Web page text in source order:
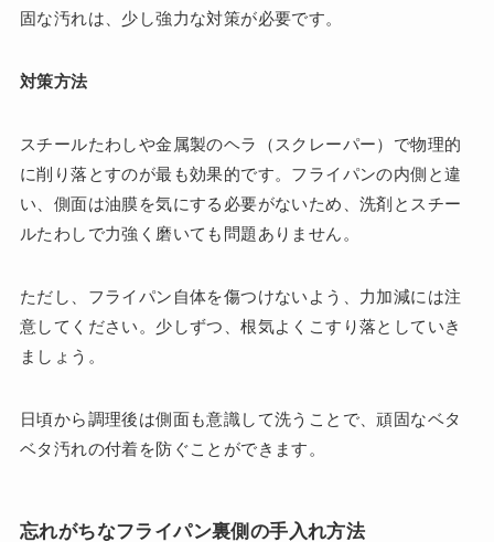
固な汚れは、少し強力な対策が必要です。
対策方法
スチールたわしや金属製のヘラ（スクレーパー）で物理的
に削り落とすのが最も効果的です。フライパンの内側と違
い、側面は油膜を気にする必要がないため、洗剤とスチー
ルたわしで力強く磨いても問題ありません。
ただし、フライパン自体を傷つけないよう、力加減には注
意してください。少しずつ、根気よくこすり落としていき
ましょう。
日頃から調理後は側面も意識して洗うことで、頑固なベタ
ベタ汚れの付着を防ぐことができます。
忘れがちなフライパン裏側の手入れ方法